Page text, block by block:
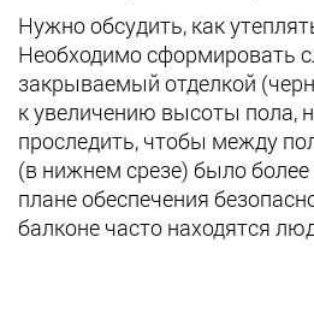
Нужно обсудить, как
Необходимо сформировать
закрываемый отделкой
к увеличению высоты пола,
проследить, чтобы между
(в нижнем срезе) было
плане обеспечения
балконе часто находятся